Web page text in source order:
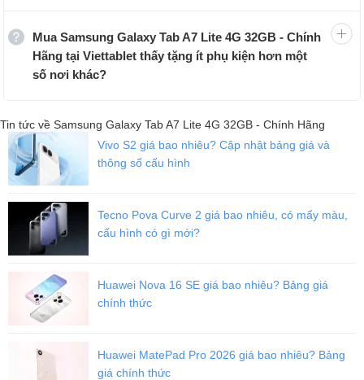
đem theo bên người
Samsung Galaxy Tab A7 Lite có ngoại hình nhỏ gọn của chiếc
tablet
màn hình tràn viền 8.7 inch
quá nhỏ, vừa đủ để người dùng sử dụng, cầm nắm hay chạm vuốt
dễ dàng, nhưng cũng không quá lớn và cồng kềnh, dễ dàng đem
theo bên người.
Mua Samsung Galaxy Tab A7 Lite 4G 32GB - Chính
Hãng tại Viettablet thấy tặng ít phụ kiện hơn một
số nơi khác?
Tin tức về Samsung Galaxy Tab A7 Lite 4G 32GB - Chính Hãng
Vivo S2 giá bao nhiêu? Cập nhật bảng giá và
thông số cấu hình
Tecno Pova Curve 2 giá bao nhiêu, có mấy màu,
cấu hình có gì mới?
Huawei Nova 16 SE giá bao nhiêu? Bảng giá
chính thức
Huawei MatePad Pro 2026 giá bao nhiêu? Bảng
giá chính thức